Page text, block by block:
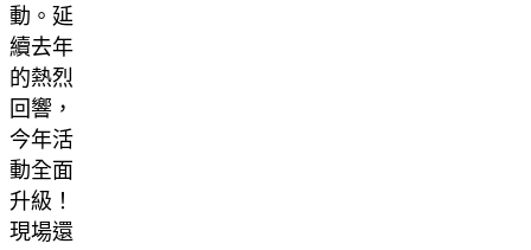
動。延
續去年
的熱烈
回響，
今年活
動全面
升級！
現場還